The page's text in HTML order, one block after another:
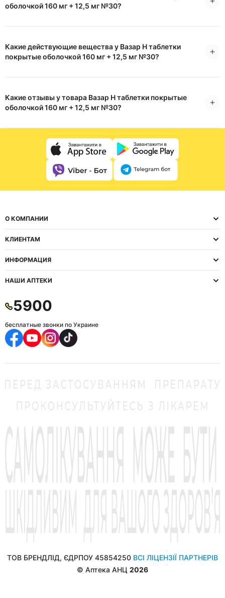
оболочкой 160 мг + 12,5 мг №30?
Какие действующие вещества у Вазар H таблетки
покрытые оболочкой 160 мг + 12,5 мг №30?
Какие отзывы у товара Вазар H таблетки покрытые
оболочкой 160 мг + 12,5 мг №30?
О КОМПАНИИ
КЛИЕНТАМ
ИНФОРМАЦИЯ
НАШИ АПТЕКИ
5900
бесплатные звонки по Украине
ТОВ БРЕНДЛІД, ЄДРПОУ 45854250 ВСІ ЛІЦЕНЗІЇ ПАРТНЕРІВ
© Аптека АНЦ 2026